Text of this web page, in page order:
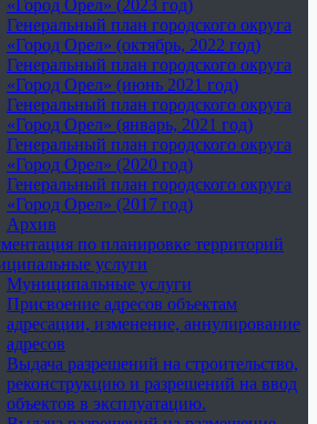
«Город Орел» (2023 год)
Генеральный план городского округа
«Город Орел» (октябрь, 2022 год)
Генеральный план городского округа
«Город Орел» (июнь 2021 год)
Генеральный план городского округа
«Город Орел» (январь, 2021 год)
Генеральный план городского округа
«Город Орел» (2020 год)
Генеральный план городского округа
«Город Орел» (2017 год)
Архив
по планировке территорий
услуги
Муниципальные услуги
Присвоение адресов объектам
адресации, изменение, аннулирование
адресов
Выдача разрешений на строительство,
реконструкцию и разрешений на ввод
объектов в эксплуатацию.